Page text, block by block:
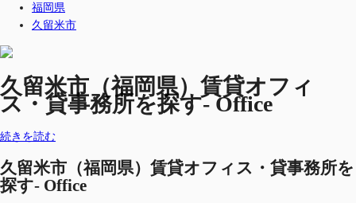
福岡県
久留米市
久留米市（福岡県）賃貸オフィ
ス・貸事務所を探す- Office
続きを読む
久留米市（福岡県）賃貸オフィス・貸事務所を
探す- Office